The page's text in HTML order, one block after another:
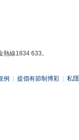
線1834 633。
例 提倡有節制博彩 私